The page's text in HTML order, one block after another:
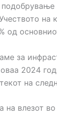
на
од
за
2024
на
на влезот